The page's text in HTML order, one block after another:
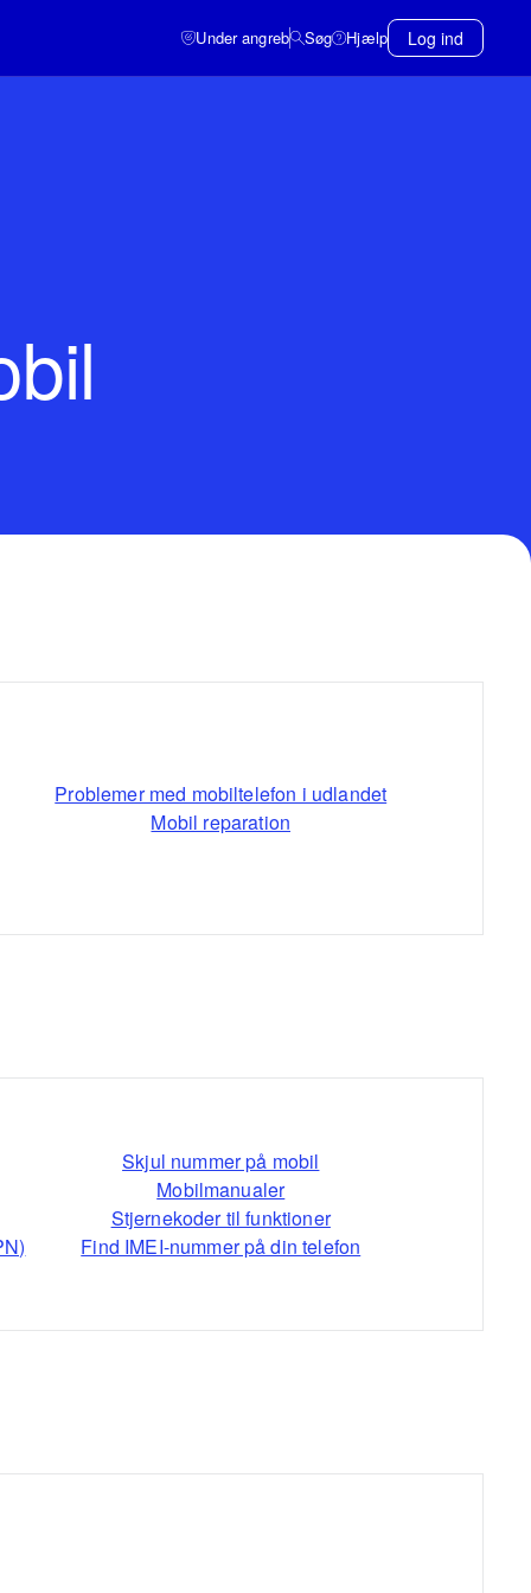
Under angreb Søg Hjælp Log ind
Problemer med mobiltelefon i udlandet
Mobil reparation
Skjul nummer på mobil
Mobilmanualer
Stjernekoder til funktioner
Find IMEI-nummer på din telefon